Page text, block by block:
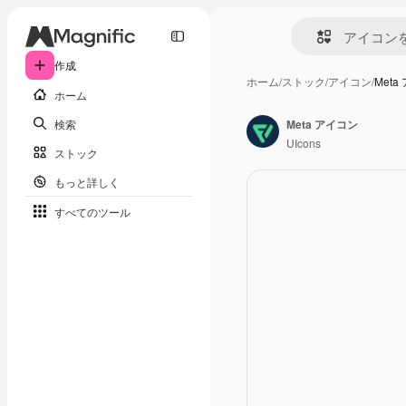
作成
ホーム
検索
ストック
もっと詳しく
すべてのツール
ホーム/ストック/アイコン/Meta
Meta アイコン
UIcons